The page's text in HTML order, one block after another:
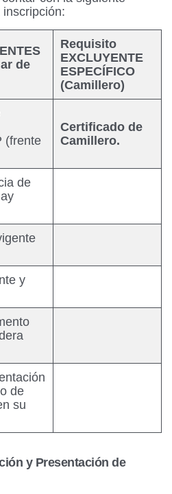
de
Requisito
EXCLUYENTE
ESPECÍFICO
(Camillero)
(frente
Certificado de
Camillero.
de
y
de
su
y Presentación de